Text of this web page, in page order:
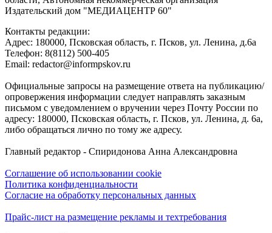
Издательский дом "МЕДИАЦЕНТР 60"
Контакты редакции:
Адреc: 180000, Псковская область, г. Псков, ул. Ленина, д.6а
Телефон: 8(8112) 500-405
Email: redactor@informpskov.ru
Официальные запросы на размещение ответа на публикацию/
опровержения информации следует направлять заказным
письмом с уведомлением о вручении через Почту России по
адресу: 180000, Псковская область, г. Псков, ул. Ленина, д. 6а,
либо обращаться лично по тому же адресу.
Главный редактор - Спиридонова Анна Александровна
Соглашение об использовании cookie
Политика конфиденциальности
Согласие на обработку персональных данных
Прайс-лист на размещение рекламы и техтребования